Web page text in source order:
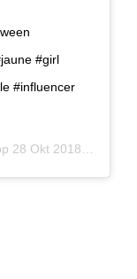
#girl
#influencer
28 Okt 2018 om 1:38 (PDT)